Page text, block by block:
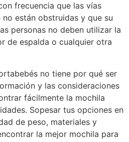
frecuencia que las vías
están obstruidas y que su
personas no deben utilizar la
de espalda o cualquier otra
no tiene por qué ser
y las consideraciones
fácilmente la mochila
Sopesar tus opciones en
de peso, materiales y
la mejor mochila para